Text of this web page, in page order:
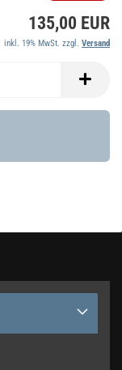
135,00 EUR
inkl. 19% MwSt. zzgl. Versand